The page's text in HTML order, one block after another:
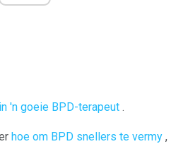
'n goeie BPD-terapeut .
hoe om BPD snellers te vermy ,